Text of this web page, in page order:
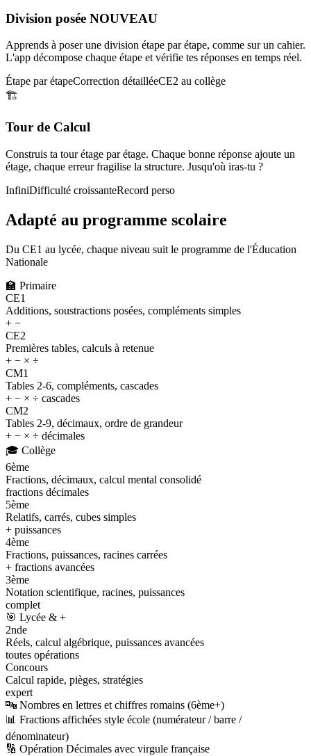
Division posée NOUVEAU
Apprends à poser une division étape par étape, comme sur un cahier.
L'app décompose chaque étape et vérifie tes réponses en temps réel.
Étape par étapeCorrection détailléeCE2 au collège
🏗️
Tour de Calcul
Construis ta tour étage par étage. Chaque bonne réponse ajoute un
étage, chaque erreur fragilise la structure. Jusqu'où iras-tu ?
InfiniDifficulté croissanteRecord perso
Adapté au programme scolaire
Du CE1 au lycée, chaque niveau suit le programme de l'Éducation
Nationale
🏫 Primaire
CE1
Additions, soustractions posées, compléments simples
+ −
CE2
Premières tables, calculs à retenue
+ − × ÷
CM1
Tables 2-6, compléments, cascades
+ − × ÷ cascades
CM2
Tables 2-9, décimaux, ordre de grandeur
+ − × ÷ décimales
🎓 Collège
6ème
Fractions, décimaux, calcul mental consolidé
fractions décimales
5ème
Relatifs, carrés, cubes simples
+ puissances
4ème
Fractions, puissances, racines carrées
+ fractions avancées
3ème
Notation scientifique, racines, puissances
complet
🎯 Lycée & +
2nde
Réels, calcul algébrique, puissances avancées
toutes opérations
Concours
Calcul rapide, pièges, stratégies
expert
🔤 Nombres en lettres et chiffres romains (6ème+)
📊 Fractions affichées style école (numérateur / barre /
dénominateur)
🔢 Opération Décimales avec virgule française